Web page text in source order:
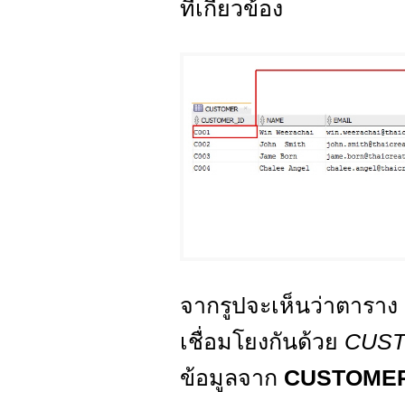
ที่เกี่ยวข้อง
จากรูปจะเห็นว่าตาราง
เชื่อมโยงกันด้วย
ข้อมูลจาก